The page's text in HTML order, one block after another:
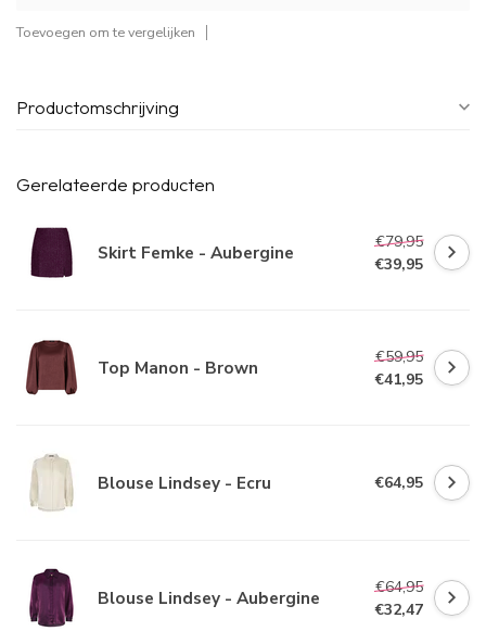
Toevoegen om te vergelijken
Productomschrijving
Gerelateerde producten
Skirt Femke - Aubergine
€79,95
€39,95
Top Manon - Brown
€59,95
€41,95
Blouse Lindsey - Ecru €64,95
Blouse Lindsey - Aubergine
€64,95
€32,47